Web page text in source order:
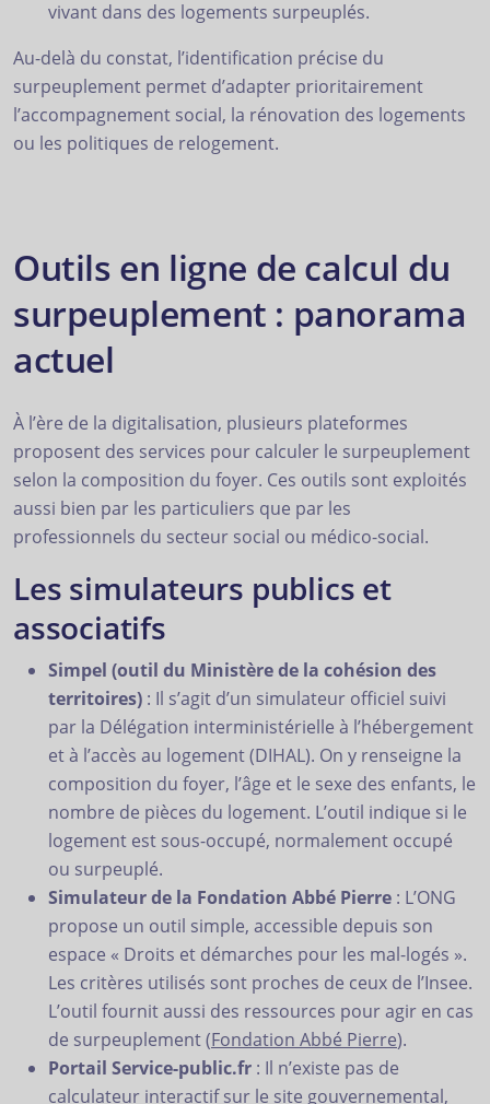
vivant dans des logements surpeuplés.
Au-delà du constat, l’identification précise du
surpeuplement permet d’adapter prioritairement
l’accompagnement social, la rénovation des logements
ou les politiques de relogement.
Outils en ligne de calcul du
surpeuplement : panorama
actuel
À l’ère de la digitalisation, plusieurs plateformes
proposent des services pour calculer le surpeuplement
selon la composition du foyer. Ces outils sont exploités
aussi bien par les particuliers que par les
professionnels du secteur social ou médico-social.
Les simulateurs publics et
associatifs
Simpel (outil du Ministère de la cohésion des
territoires) : Il s’agit d’un simulateur officiel suivi
par la Délégation interministérielle à l’hébergement
et à l’accès au logement (DIHAL). On y renseigne la
composition du foyer, l’âge et le sexe des enfants, le
nombre de pièces du logement. L’outil indique si le
logement est sous-occupé, normalement occupé
ou surpeuplé.
Simulateur de la Fondation Abbé Pierre : L’ONG
propose un outil simple, accessible depuis son
espace « Droits et démarches pour les mal-logés ».
Les critères utilisés sont proches de ceux de l’Insee.
L’outil fournit aussi des ressources pour agir en cas
de surpeuplement (Fondation Abbé Pierre).
Portail Service-public.fr : Il n’existe pas de
calculateur interactif sur le site gouvernemental,